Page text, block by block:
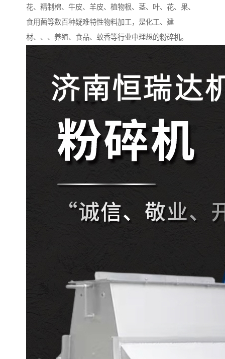
花、精制棉、牛皮、羊皮、植物根、茎、叶、花、果、
食用菌等数百种疑难特性物料加工，是化工、建
材、、、养殖、食品、蚊香等行业中理想的粉碎机。